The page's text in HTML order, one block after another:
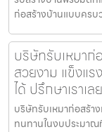
ก่อสร้างบ้านแบบครบ
บริษัทรับเหมา
สวยงาม แข็งแ
ได้ ปรึกษาเราเ
บริษัทรับเหมาก่อสร้า
ทนทานในงบประมาณ